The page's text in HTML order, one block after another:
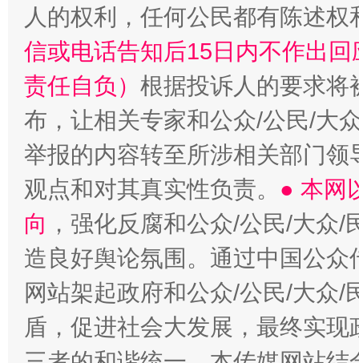
站台名比不上好声名
人的权利，任何公民都有陈述
信或电话告知后15日内不作出
责任自负） 根据投诉人的要求将
布，让相关专家和公众/公民/大
举报的内容转至所涉相关部门
观点和对其真实性负责。 ● 本网
向 ，强化反腐和公众/公民/大众
造良好舆论氛围。通过中国公
网站架起政府和公众/公民/大众
盾，促进社会大发展，最终实